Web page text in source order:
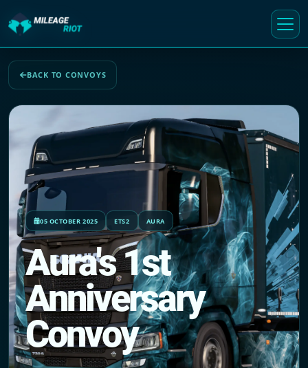
BACK TO CONVOYS
05 OCTOBER 2025 ETS2 AURA
Aura's 1st
Anniversary
Convoy